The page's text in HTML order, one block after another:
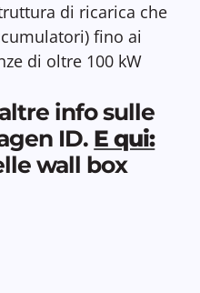
di ricarica che
fino ai
di oltre 100 kW
info sulle
ID. E qui:
wall box